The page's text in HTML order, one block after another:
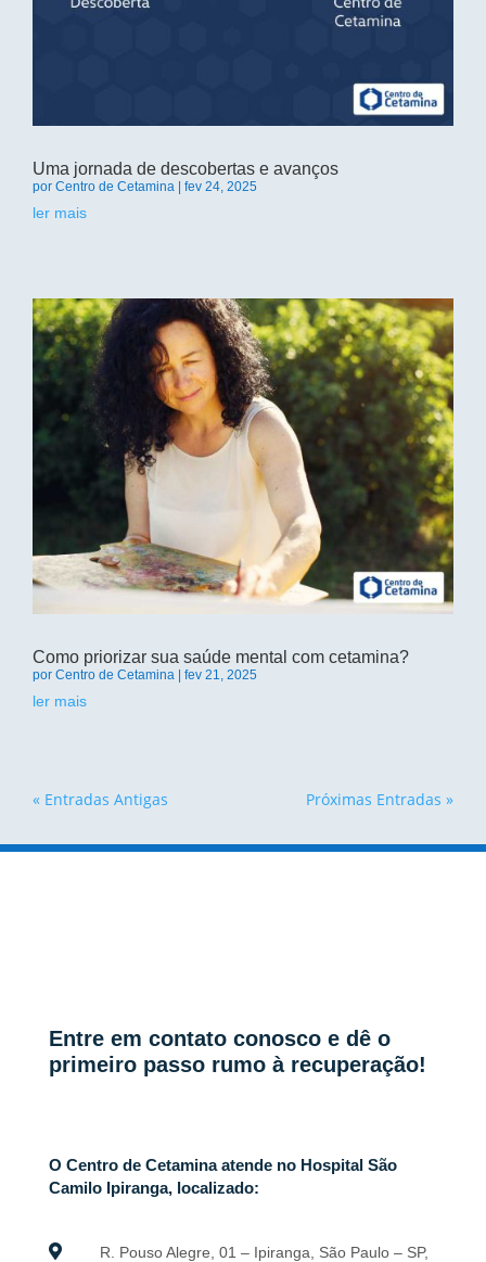
Uma jornada de descobertas e avanços
por Centro de Cetamina fev 24, 2025
ler mais
Como priorizar sua saúde mental com cetamina?
por Centro de Cetamina fev 21, 2025
ler mais
« Entradas Antigas Próximas Entradas »
Entre em contato conosco e dê o
primeiro passo rumo à recuperação!
O Centro de Cetamina atende no Hospital São
Camilo Ipiranga, localizado:

R. Pouso Alegre, 01 – Ipiranga, São Paulo – SP,